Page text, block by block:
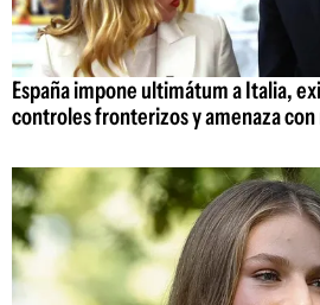
España impone ultimátum a Italia,
controles fronterizos y amenaza